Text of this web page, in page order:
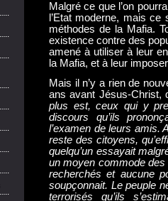
Malgré ce que l’on
l’Etat moderne, mais
méthodes de la Mafia.
existence contre des
amené à utiliser à leur
la Mafia, et à leur
Mais il n’y a rien de
ans avant Jésus-Christ,
plus est, ceux qui y
discours qu’ils
l’examen de leurs amis.
reste des citoyens,
quelqu’un essayait
un moyen commode des
recherchés et aucune
soupçonnait. Le peuple
terrorisés qu’ils